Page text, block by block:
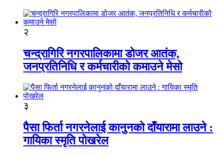
२
चन्द्रागिरि नगरपालिकामा डोजर आतंक,
जनप्रतिनिधि र कर्मचारीको कमाउने मेसो
३
पैसा फिर्ता नगरनेलाई कानुनको दाँयारामा लाउने :
गायिका स्‍मृति पोखरेल